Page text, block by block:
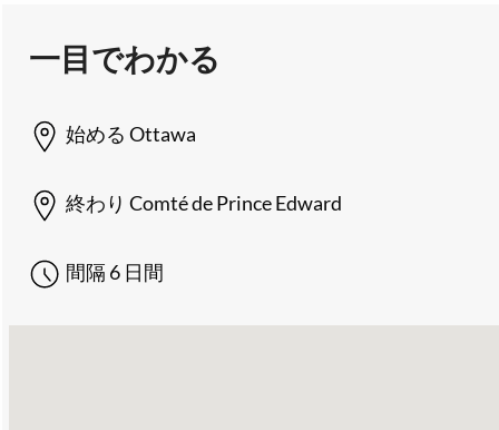
一目でわかる
始める Ottawa
終わり Comté de Prince Edward
間隔 6 日間